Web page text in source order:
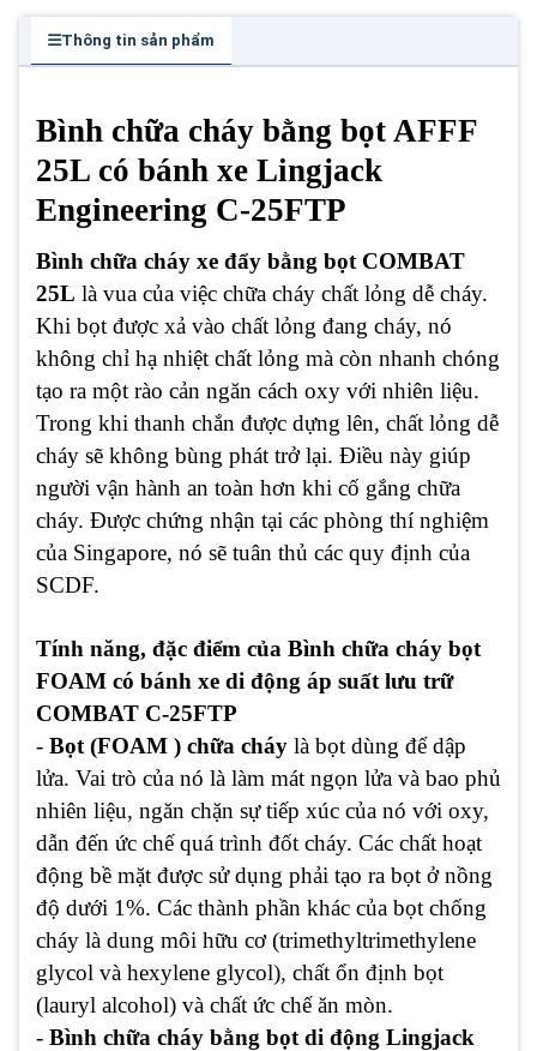
Thông tin sản phẩm
Bình chữa cháy bằng bọt AFFF
25L có bánh xe Lingjack
Engineering C-25FTP
Bình chữa cháy xe đẩy bằng bọt COMBAT
25L là vua của việc chữa cháy chất lỏng dễ cháy.
Khi bọt được xả vào chất lỏng đang cháy, nó
không chỉ hạ nhiệt chất lỏng mà còn nhanh chóng
tạo ra một rào cản ngăn cách oxy với nhiên liệu.
Trong khi thanh chắn được dựng lên, chất lỏng dễ
cháy sẽ không bùng phát trở lại. Điều này giúp
người vận hành an toàn hơn khi cố gắng chữa
cháy. Được chứng nhận tại các phòng thí nghiệm
của Singapore, nó sẽ tuân thủ các quy định của
SCDF.
Tính năng, đặc điểm của Bình chữa cháy bọt
FOAM có bánh xe di động áp suất lưu trữ
COMBAT C-25FTP
- Bọt (FOAM ) chữa cháy là bọt dùng để dập
lửa. Vai trò của nó là làm mát ngọn lửa và bao phủ
nhiên liệu, ngăn chặn sự tiếp xúc của nó với oxy,
dẫn đến ức chế quá trình đốt cháy. Các chất hoạt
động bề mặt được sử dụng phải tạo ra bọt ở nồng
độ dưới 1%. Các thành phần khác của bọt chống
cháy là dung môi hữu cơ (trimethyltrimethylene
glycol và hexylene glycol), chất ổn định bọt
(lauryl alcohol) và chất ức chế ăn mòn.
- Bình chữa cháy bằng bọt di động Lingjack